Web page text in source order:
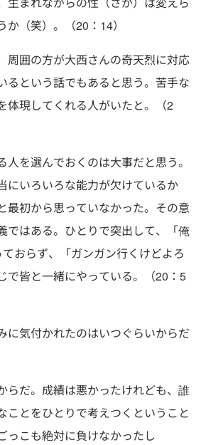
（笑）。（20：14）
周囲の方が大西さんの奇天烈に対応
るという話でもあると思う。苦手な
体現してくれる人がいたと。（2
を選んでおくのは大事だと思う。
にいろいろな能力が欠けているか
最初から思っていなかった。その意
ではある。ひとりで突出して、「俺
おらず、「ガンガン行くけどよろ
で皆と一緒にやっている。（20：5
に気付かれたのはいつぐらいからだ
らだ。成績は悪かったけれども、誰
ことをひとりで考えつくということ
っこも絶対に負けなかったし